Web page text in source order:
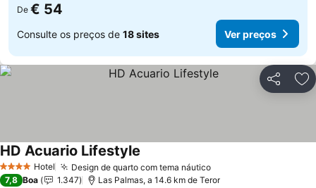
De € 54
Consulte os preços de 18 sites Ver preços
Partilhar
4 EstrelasHotel Design de quarto com tema náutico
HD Acuario Lifestyle
7,8 Boa 1.347 Las Palmas, a 14.6 km de Teror